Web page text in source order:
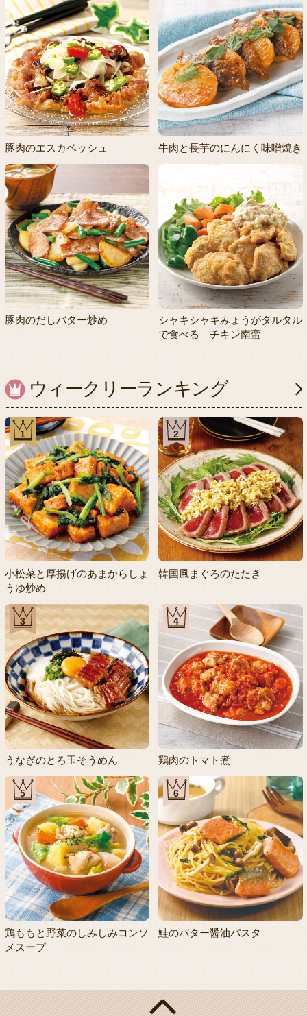
豚肉のエスカベッシュ 牛肉と長芋のにんにく味噌焼き
豚肉のだしバター炒め
シャキシャキみょうがタルタル
で食べる チキン南蛮
ウィークリーランキング
1
小松菜と厚揚げのあまからしょ
うゆ炒め
2
韓国風まぐろのたたき
3
うなぎのとろ玉そうめん
4
鶏肉のトマト煮
5
鶏ももと野菜のしみしみコンソ
メスープ
6
鮭のバター醤油パスタ